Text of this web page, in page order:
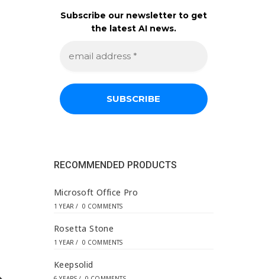
Subscribe our newsletter to get
the latest AI news.
a
d
s
RECOMMENDED PRODUCTS
Microsoft Office Pro
1 YEAR / 0 COMMENTS
Rosetta Stone
1 YEAR / 0 COMMENTS
Keepsolid